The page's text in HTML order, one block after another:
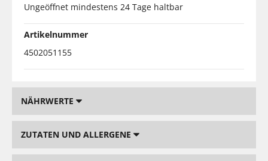
Ungeöffnet mindestens 24 Tage haltbar
Artikelnummer
4502051155
NÄHRWERTE
ZUTATEN UND ALLERGENE